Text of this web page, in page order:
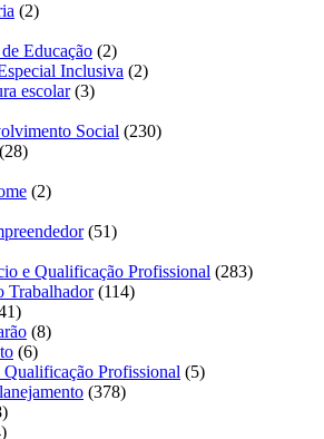
(2)
Educação (2)
Inclusiva (2)
escolar(3)
Social (230)
(28)
(2)
(51)
e Qualificação Profissional (283)
Trabalhador(114)
(8)
(6)
Qualificação Profissional (5)
(378)